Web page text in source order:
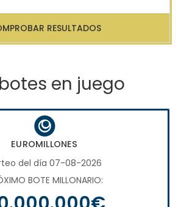
RESULTADOS
en juego
EUROMILLONES
del día 07-08-2026
BOTE MILLONARIO: